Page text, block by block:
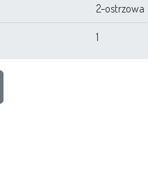
2-ostrzowa
1